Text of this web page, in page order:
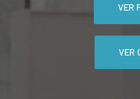
VER
VER